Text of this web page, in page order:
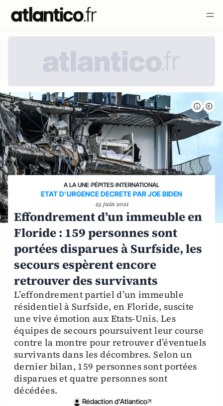
A LA UNE›PÉPITES›INTERNATIONAL
ETAT D’URGENCE DECRETE PAR JOE BIDEN
25 juin 2021
Effondrement d’un immeuble en
Floride : 159 personnes sont
portées disparues à Surfside, les
secours espèrent encore
retrouver des survivants
L’effondrement partiel d’un immeuble
résidentiel à Surfside, en Floride, suscite
une vive émotion aux Etats-Unis. Les
équipes de secours poursuivent leur course
contre la montre pour retrouver d’éventuels
survivants dans les décombres. Selon un
dernier bilan, 159 personnes sont portées
disparues et quatre personnes sont
décédées.
Rédaction d'Atlantico